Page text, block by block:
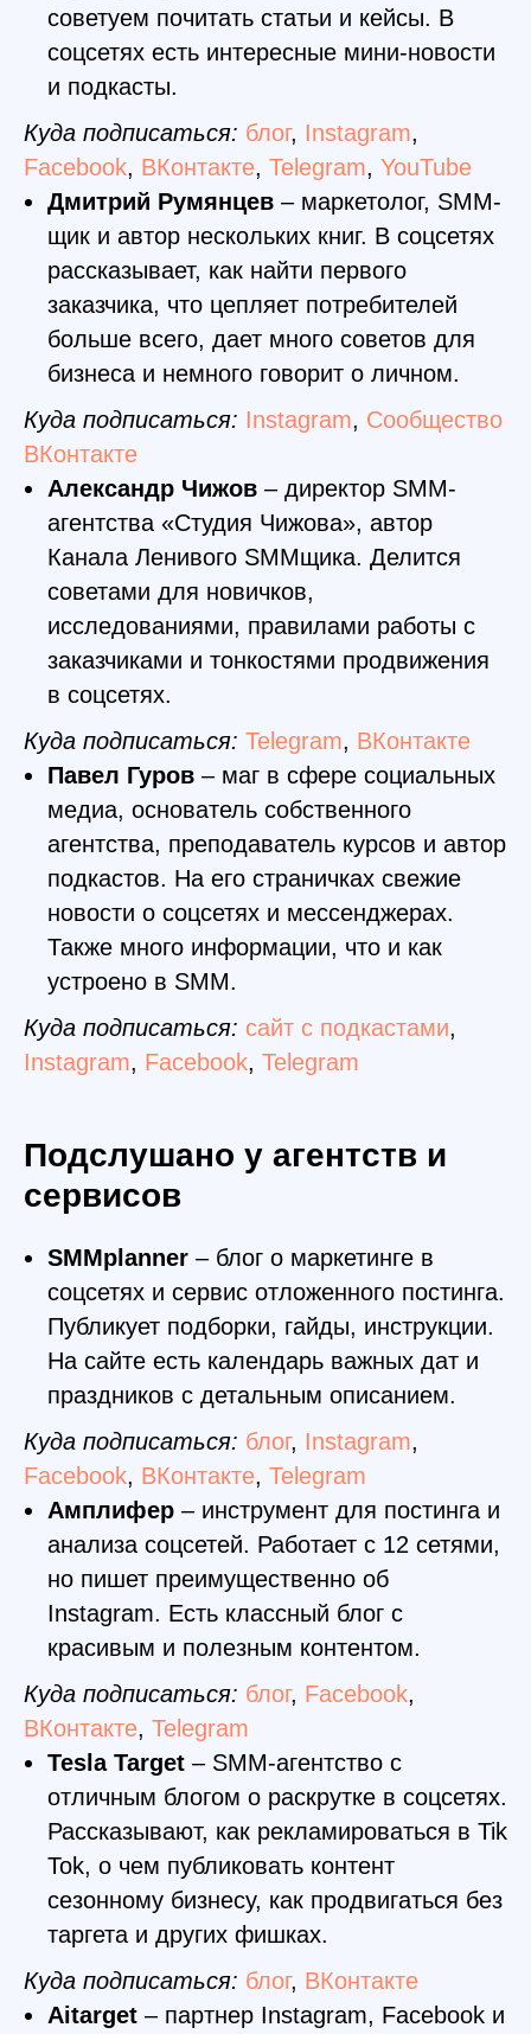
советуем почитать статьи и кейсы. В
соцсетях есть интересные мини-новости
и подкасты.
Куда подписаться: блог, Instagram,
Facebook, ВКонтакте, Telegram, YouTube
Дмитрий Румянцев – маркетолог, SMM-
щик и автор нескольких книг. В соцсетях
рассказывает, как найти первого
заказчика, что цепляет потребителей
больше всего, дает много советов для
бизнеса и немного говорит о личном.
Куда подписаться: Instagram, Сообщество
ВКонтакте
Александр Чижов – директор SMM-
агентства «Студия Чижова», автор
Канала Ленивого SMMщика. Делится
советами для новичков,
исследованиями, правилами работы с
заказчиками и тонкостями продвижения
в соцсетях.
Куда подписаться: Telegram, ВКонтакте
Павел Гуров – маг в сфере социальных
медиа, основатель собственного
агентства, преподаватель курсов и автор
подкастов. На его страничках свежие
новости о соцсетях и мессенджерах.
Также много информации, что и как
устроено в SMM.
Куда подписаться: сайт с подкастами,
Instagram, Facebook, Telegram
Подслушано у агентств и
сервисов
SMMplanner – блог о маркетинге в
соцсетях и сервис отложенного постинга.
Публикует подборки, гайды, инструкции.
На сайте есть календарь важных дат и
праздников с детальным описанием.
Куда подписаться: блог, Instagram,
Facebook, ВКонтакте, Telegram
Амплифер – инструмент для постинга и
анализа соцсетей. Работает с 12 сетями,
но пишет преимущественно об
Instagram. Есть классный блог с
красивым и полезным контентом.
Куда подписаться: блог, Facebook,
ВКонтакте, Telegram
Tesla Target – SMM-агентство с
отличным блогом о раскрутке в соцсетях.
Рассказывают, как рекламироваться в Tik
Tok, о чем публиковать контент
сезонному бизнесу, как продвигаться без
таргета и других фишках.
Куда подписаться: блог, ВКонтакте
Aitarget – партнер Instagram, Facebook и